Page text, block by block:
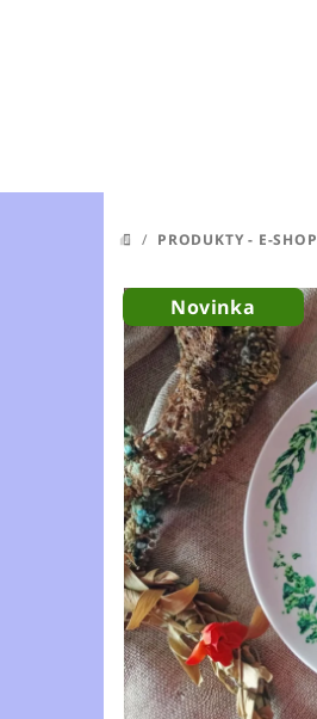
DOMŮ
/ PRODUKTY - E-SHOP
Novinka